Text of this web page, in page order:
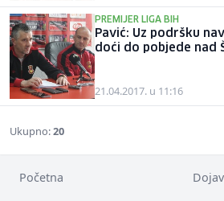
PREMIJER LIGA BIH
Pavić: Uz podršku
doći do pobjede nad
21.04.2017. u 11:16
Ukupno:20
Početna